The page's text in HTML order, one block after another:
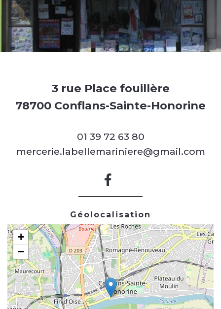
3 rue Place fouillère
78700 Conflans-Sainte-Honorine
01 39 72 63 80
mercerie.labellemariniere@gmail.com
Géolocalisation
+
−